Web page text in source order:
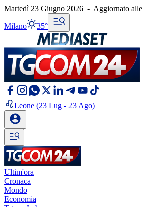
Martedì 23 Giugno 2026 - Aggiornato alle
Milano 35°
Leone (23 Lug - 23 Ago)
Ultim'ora
Cronaca
Mondo
Economia